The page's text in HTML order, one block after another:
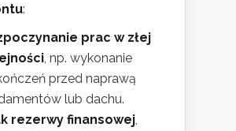
:
prac w złej
, np. wykonanie
przed naprawą
lub dachu.
rezerwy finansowej